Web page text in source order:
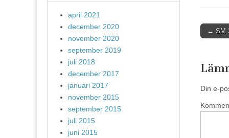
w
t
e
r
n
a
i
e
t
n
Post
← SM
Din e-
april 2021
december 2020
november 2020
september 2019
juli 2018
december 2017
januari 2017
november 2015
september 2015
juli 2015
juni 2015